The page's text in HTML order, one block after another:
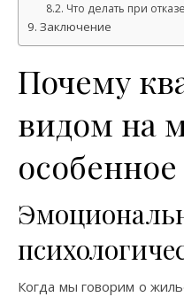
Что делать при
Заключение
Почему
видом на
Когда мы говорим о